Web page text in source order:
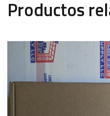
Productos